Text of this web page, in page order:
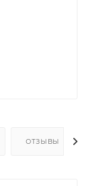
ОТЗЫВЫ